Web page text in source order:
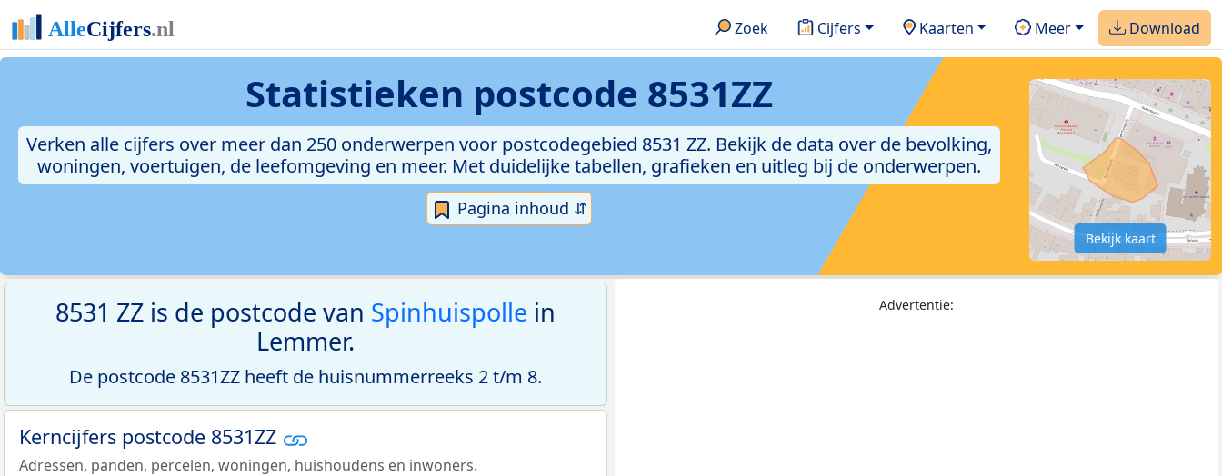
Zoek Cijfers Kaarten Meer Download
Statistieken postcode 8531ZZ
Verken alle cijfers over meer dan 250 onderwerpen voor postcodegebied 8531 ZZ. Bekijk de data over de bevolking,
woningen, voertuigen, de leefomgeving en meer. Met duidelijke tabellen, grafieken en uitleg bij de onderwerpen.
Pagina inhoud ⇵
Bekijk kaart
8531 ZZ is de postcode van Spinhuispolle in
Lemmer.
De postcode 8531ZZ heeft de huisnummerreeks 2 t/m 8.
Kerncijfers postcode 8531ZZ
Adressen, panden, percelen, woningen, huishoudens en inwoners.
Advertentie: